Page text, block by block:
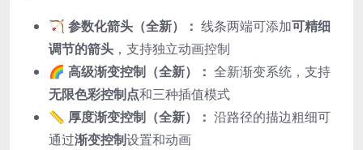
🏹 参数化箭头（全新）： 线条两端可添加可精细
调节的箭头 ，支持独立动画控制
🌈 高级渐变控制（全新）： 全新渐变系统，支持
无限色彩控制点和三种插值模式
📏 厚度渐变控制（全新）： 沿路径的描边粗细可
通过渐变控制设置和动画